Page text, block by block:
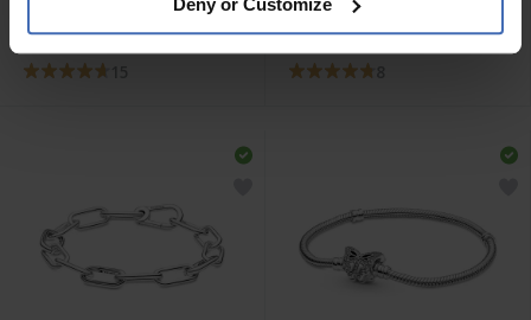
Pandora Moments
Bracelet Maille Cloutée -
592453C00
Pandora Bracelet Rivière
Cœur Scintillant -
590041C01